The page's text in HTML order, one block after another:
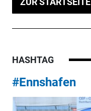
HASHTAG
#Ennshafen